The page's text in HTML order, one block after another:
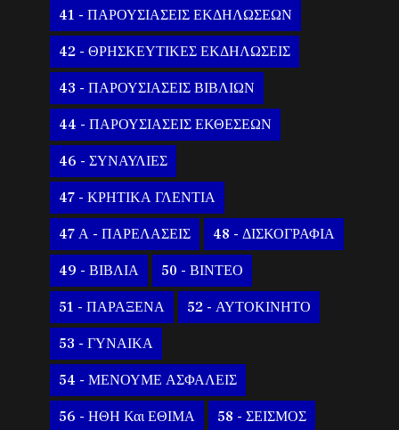
41 - ΠΑΡΟΥΣΙΑΣΕΙΣ ΕΚΔΗΛΩΣΕΩΝ
42 - ΘΡΗΣΚΕΥΤΙΚΕΣ ΕΚΔΗΛΩΣΕΙΣ
43 - ΠΑΡΟΥΣΙΑΣΕΙΣ ΒΙΒΛΙΩΝ
44 - ΠΑΡΟΥΣΙΑΣΕΙΣ ΕΚΘΕΣΕΩΝ
46 - ΣΥΝΑΥΛΙΕΣ
47 - ΚΡΗΤΙΚΑ ΓΛΕΝΤΙΑ
47 Α - ΠΑΡΕΛΑΣΕΙΣ 48 - ΔΙΣΚΟΓΡΑΦΙΑ
49 - ΒΙΒΛΙΑ 50 - ΒΙΝΤΕΟ
51 - ΠΑΡΑΞΕΝΑ 52 - ΑΥΤΟΚΙΝΗΤΟ
53 - ΓΥΝΑΙΚΑ
54 - ΜΕΝΟΥΜΕ ΑΣΦΑΛΕΙΣ
56 - ΗΘΗ Και ΕΘΙΜΑ 58 - ΣΕΙΣΜΟΣ